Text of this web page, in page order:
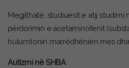
Megjithatë, studiuesit e atij studimi
përdorimin e acetaminofenit
hulumtonin marrëdhënien mes
Autizmi në SHBA